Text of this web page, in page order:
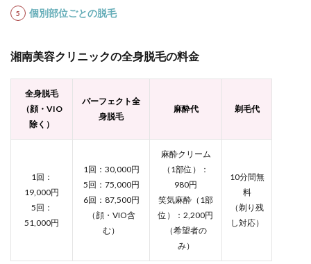
る
SBC
クリ
クの
主な
地域
別ク
リニ
個別部位ごとの脱毛
湘南美容クリニックの全身脱毛の料金
全身脱毛
（顔・VIO
除く）
パーフェクト全
身脱毛
麻酔代 剃毛代
1回：
19,000円
5回：
51,000円
1回：30,000円
5回：75,000円
6回：87,500円
（顔・VIO含
む）
麻酔クリーム
（1部位）：
980円
笑気麻酔（1部
位）：2,200円
（希望者の
み）
10分間無
料
（剃り残
し対応）